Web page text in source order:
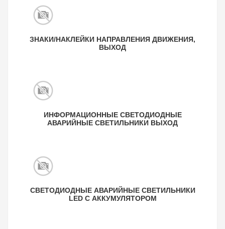
ЗНАКИ/НАКЛЕЙКИ НАПРАВЛЕНИЯ ДВИЖЕНИЯ,
ВЫХОД
ИНФОРМАЦИОННЫЕ СВЕТОДИОДНЫЕ
АВАРИЙНЫЕ СВЕТИЛЬНИКИ ВЫХОД
СВЕТОДИОДНЫЕ АВАРИЙНЫЕ СВЕТИЛЬНИКИ
LED С АККУМУЛЯТОРОМ